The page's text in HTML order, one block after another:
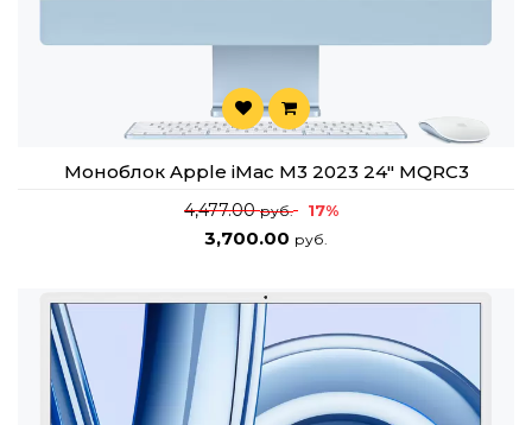
Моноблок Apple iMac M3 2023 24" MQRC3
4,477.00руб. 17%
3,700.00 руб.